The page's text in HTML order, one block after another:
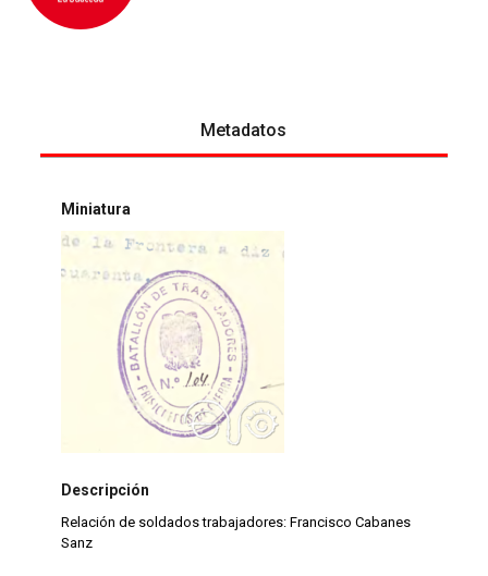
Metadatos
Miniatura
Descripción
Relación de soldados trabajadores: Francisco Cabanes
Sanz